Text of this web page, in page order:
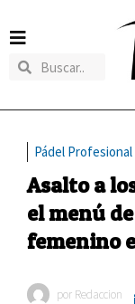
Pádel Profesional
Asalto a
el menú
femenino
por Redaccion